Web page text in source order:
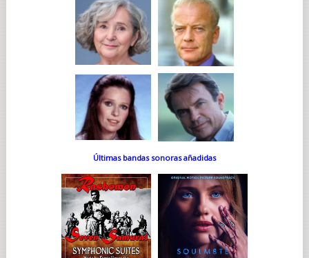
Últimas bandas sonoras añadidas